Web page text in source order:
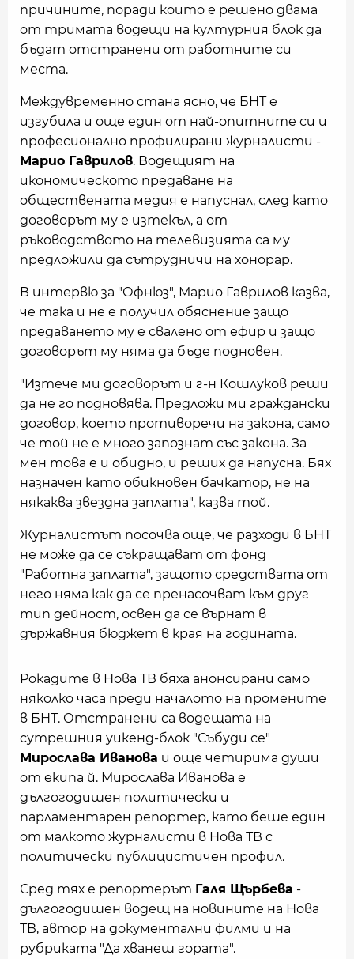
причините, поради които е решено двама
от тримата водещи на културния блок да
бъдат отстранени от работните си
места.
Междувременно стана ясно, че БНТ е
изгубила и още един от най-опитните си и
професионално профилирани журналисти -
Марио Гаврилов. Водещият на
икономическото предаване на
обществената медия е напуснал, след като
договорът му е изтекъл, а от
ръководството на телевизията са му
предложили да сътрудничи на хонорар.
В интервю за "Офнюз", Марио Гаврилов казва,
че така и не е получил обяснение защо
предаването му е свалено от ефир и защо
договорът му няма да бъде подновен.
"Изтече ми договорът и г-н Кошлуков реши
да не го подновява. Предложи ми граждански
договор, което противоречи на закона, само
че той не е много запознат със закона. За
мен това е и обидно, и реших да напусна. Бях
назначен като обикновен бачкатор, не на
някаква звездна заплата", казва той.
Журналистът посочва още, че разходи в БНТ
не може да се съкращават от фонд
"Работна заплата", защото средствата от
него няма как да се пренасочват към друг
тип дейност, освен да се върнат в
държавния бюджет в края на годината.
Рокадите в Нова ТВ бяха анонсирани само
няколко часа преди началото на промените
в БНТ. Отстранени са водещата на
сутрешния уикенд-блок "Събуди се"
Мирослава Иванова и още четирима души
от екипа й. Мирослава Иванова е
дългогодишен политически и
парламентарен репортер, като беше един
от малкото журналисти в Нова ТВ с
политически публицистичен профил.
Сред тях е репортерът Галя Щърбева -
дългогодишен водещ на новините на Нова
ТВ, автор на документални филми и на
рубриката "Да хванеш гората".